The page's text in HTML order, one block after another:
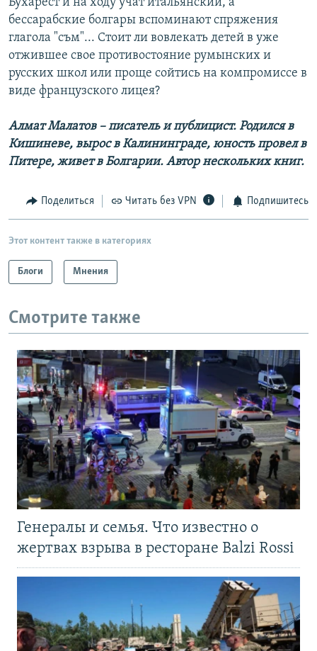
Бухарест и на ходу учат итальянский, а
бессарабские болгары вспоминают спряжения
глагола "съм"... Стоит ли вовлекать детей в уже
отжившее свое противостояние румынских и
русских школ или проще сойтись на компромиссе в
виде французского лицея?
Алмат Малатов – писатель и публицист. Родился в
Кишиневе, вырос в Калининграде, юность провел в
Питере, живет в Болгарии. Автор нескольких книг.
Поделиться Читать без VPN Подпишитесь
Этот контент также в категориях
Блоги Мнения
Смотрите также
Генералы и семья. Что известно о
жертвах взрыва в ресторане Balzi Rossi